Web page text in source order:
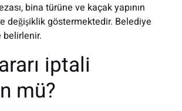
bina türüne ve kaçak yapının
değişiklik göstermektedir. Belediye
belirlenir.
iptali
mü?